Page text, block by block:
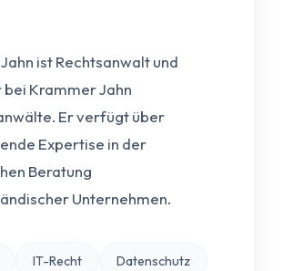
ist Rechtsanwalt und
Krammer Jahn
Er verfügt über
Expertise in der
Beratung
Unternehmen.
IT-Recht Datenschutz